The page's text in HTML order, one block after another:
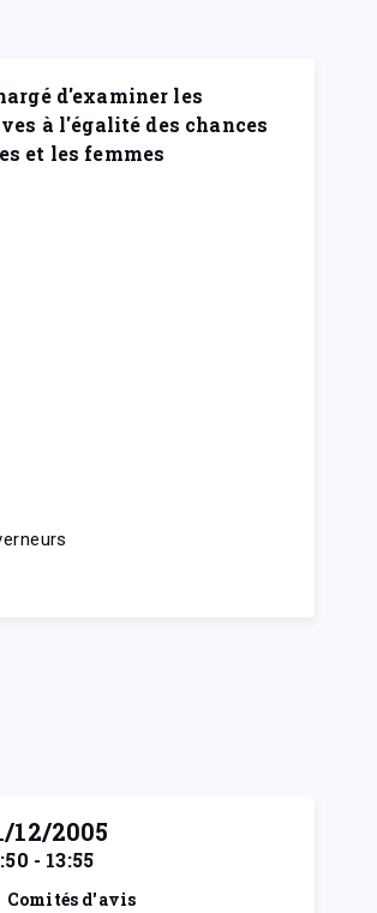
d'examiner les
à l'égalité des chances
et les femmes
12/2005
- 13:55
Comités d'avis